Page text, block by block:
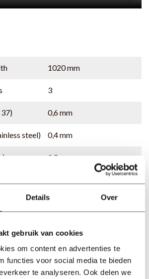
Details Over
gebruik van cookies
om content en advertenties te
functies voor social media te bieden
te analyseren. Ook delen we
1020 mm
3
0,6 mm
steel) 0,4 mm
1,2 mm
15 m/min
3~230V
1,1 kW